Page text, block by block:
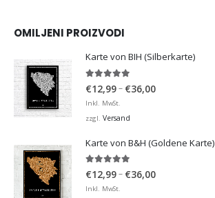
OMILJENI PROIZVODI
Karte von BIH (Silberkarte)
€12,99– €36,00Preisspanne:
Inkl. MwSt.
zzgl. Versand
Karte von B&H (Goldene Karte)
4.98von 5
€12,99– €36,00Preisspanne:
Inkl. MwSt.